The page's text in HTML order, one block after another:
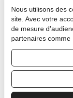
Nous utilisons des
site. Avec votre
de mesure
partenaires comme